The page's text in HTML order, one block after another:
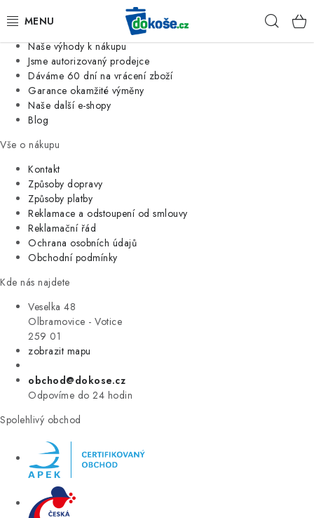
Jsme tradiční česká firma
Naše výhody k nákupu
Jsme autorizovaný prodejce
Dáváme 60 dní na vrácení zboží
Garance okamžité výměny
Naše další e-shopy
Blog
Vše o nákupu
Kontakt
Způsoby dopravy
Způsoby platby
Reklamace a odstoupení od smlouvy
Reklamační řád
Ochrana osobních údajů
Obchodní podmínky
Kde nás najdete
Veselka 48
Olbramovice - Votice
259 01
zobrazit mapu
obchod@dokose.cz
Odpovíme do 24 hodin
Spolehlivý obchod
KOŠE
SÁČKY
KUCHYNĚ
ORGANIZACE
DOMÁCNOST
ÚKLID
VÝPRODEJ
ZNAČKY
Úvod Kontakt Blog
Moje objednávka